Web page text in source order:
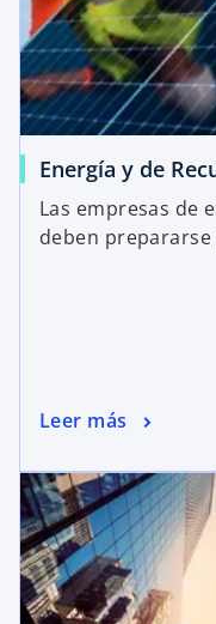
Energía y de
Las empresas de
deben
Leer más